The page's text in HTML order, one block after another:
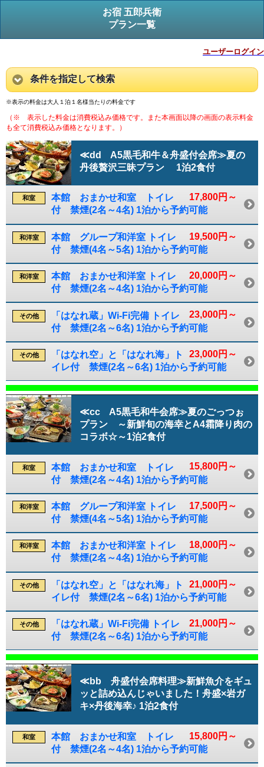
お宿 五郎兵衛
プラン一覧
ユーザーログイン
条件を指定して検索
※表示の料金は大人１泊１名様当たりの料金です
（※ 表示した料金は消費税込み価格です。また本画面以降の画面の表示料金
も全て消費税込み価格となります。）
≪dd A5黒毛和牛＆舟盛付会席≫夏の
丹後贅沢三昧プラン 1泊2食付
17,800円～
和室
本館 おまかせ和室 トイレ
付 禁煙(2名～4名) 1泊から予約可能
19,500円～
和洋室
本館 グループ和洋室 トイレ
付 禁煙(4名～5名) 1泊から予約可能
20,000円～
和洋室
本館 おまかせ和洋室 トイレ
付 禁煙(2名～4名) 1泊から予約可能
23,000円～
その他
「はなれ蔵」Wi-Fi完備 トイレ
付 禁煙(2名～6名) 1泊から予約可能
23,000円～
その他
「はなれ空」と「はなれ海」ト
イレ付 禁煙(2名～6名) 1泊から予約可能
≪cc A5黒毛和牛会席≫夏のごっつぉ
プラン ～新鮮旬の海幸とA4霜降り肉の
コラボ☆～1泊2食付
15,800円～
和室
本館 おまかせ和室 トイレ
付 禁煙(2名～4名) 1泊から予約可能
17,500円～
和洋室
本館 グループ和洋室 トイレ
付 禁煙(4名～5名) 1泊から予約可能
18,000円～
和洋室
本館 おまかせ和洋室 トイレ
付 禁煙(2名～4名) 1泊から予約可能
21,000円～
その他
「はなれ空」と「はなれ海」ト
イレ付 禁煙(2名～6名) 1泊から予約可能
21,000円～
その他
「はなれ蔵」Wi-Fi完備 トイレ
付 禁煙(2名～6名) 1泊から予約可能
≪bb 舟盛付会席料理≫新鮮魚介をギュ
ッと詰め込んじゃいました！舟盛×岩ガ
キ×丹後海幸♪ 1泊2食付
15,800円～
和室
本館 おまかせ和室 トイレ
付 禁煙(2名～4名) 1泊から予約可能